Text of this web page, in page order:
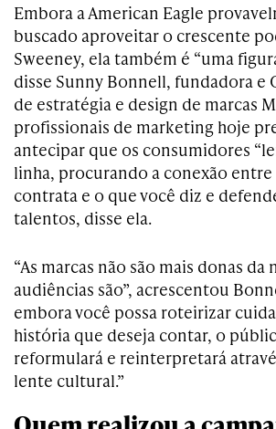
Embora a American Eagle
buscado aproveitar o crescente
Sweeney, ela também é “uma
disse Sunny Bonnell, fundadora e
de estratégia e design de marcas
profissionais de marketing hoje
antecipar que os consumidores
linha, procurando a conexão
contrata e o que você diz e
talentos, disse ela.
“As marcas não são mais donas da
audiências são”, acrescentou
embora você possa roteirizar
história que deseja contar, o
reformulará e reinterpretará
lente cultural.”